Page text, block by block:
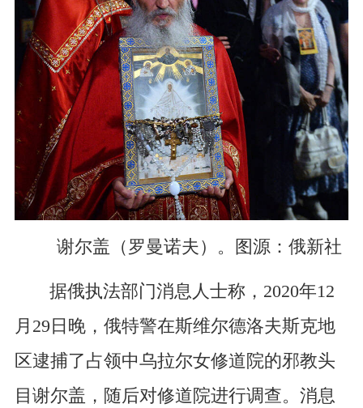
谢尔盖（罗曼诺夫）。图源：俄新社
据俄执法部门消息人士称，2020年12
月29日晚，俄特警在斯维尔德洛夫斯克地
区逮捕了占领中乌拉尔女修道院的邪教头
目谢尔盖，随后对修道院进行调查。消息